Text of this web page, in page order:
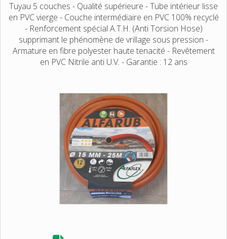
Tuyau 5 couches - Qualité supérieure - Tube intérieur lisse
en PVC vierge - Couche intermédiaire en PVC 100% recyclé
- Renforcement spécial A.T.H. (Anti Torsion Hose)
supprimant le phénomène de vrillage sous pression -
Armature en fibre polyester haute tenacité - Revêtement
en PVC Nitrile anti U.V. - Garantie : 12 ans